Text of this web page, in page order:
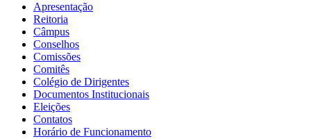
Apresentação
Reitoria
Câmpus
Conselhos
Comissões
Comitês
Colégio de Dirigentes
Documentos Institucionais
Eleições
Contatos
Horário de Funcionamento